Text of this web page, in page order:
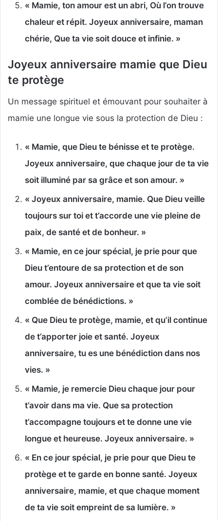
« Mamie, ton amour est un abri, Où l’on trouve
chaleur et répit. Joyeux anniversaire, maman
chérie, Que ta vie soit douce et infinie. »
Joyeux anniversaire mamie que Dieu
te protège
Un message spirituel et émouvant pour souhaiter à
mamie une longue vie sous la protection de Dieu :
« Mamie, que Dieu te bénisse et te protège.
Joyeux anniversaire, que chaque jour de ta vie
soit illuminé par sa grâce et son amour. »
« Joyeux anniversaire, mamie. Que Dieu veille
toujours sur toi et t’accorde une vie pleine de
paix, de santé et de bonheur. »
« Mamie, en ce jour spécial, je prie pour que
Dieu t’entoure de sa protection et de son
amour. Joyeux anniversaire et que ta vie soit
comblée de bénédictions. »
« Que Dieu te protège, mamie, et qu’il continue
de t’apporter joie et santé. Joyeux
anniversaire, tu es une bénédiction dans nos
vies. »
« Mamie, je remercie Dieu chaque jour pour
t’avoir dans ma vie. Que sa protection
t’accompagne toujours et te donne une vie
longue et heureuse. Joyeux anniversaire. »
« En ce jour spécial, je prie pour que Dieu te
protège et te garde en bonne santé. Joyeux
anniversaire, mamie, et que chaque moment
de ta vie soit empreint de sa lumière. »